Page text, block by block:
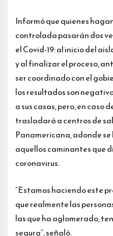
Informó que quienes
controlada pasarán dos
el Covid-19: al inicio del
y al finalizar el proceso,
ser coordinado con el
los resultados son
a sus casas, pero, en caso
trasladará a centros de
Panamericana, adonde
aquellos caminantes que
coronavirus.
“Estamos haciendo este
que realmente las
las que ha aglomerado,
segura”, señaló.